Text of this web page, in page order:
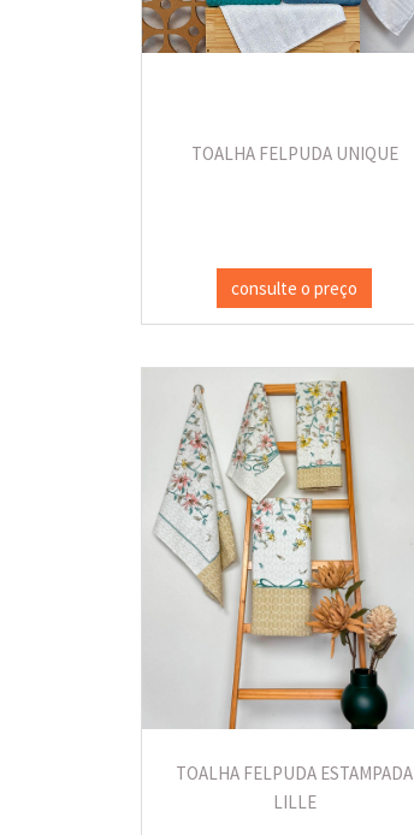
TOALHA FELPUDA UNIQUE
consulte o preço
TOALHA FELPUDA ESTAMPADA
LILLE